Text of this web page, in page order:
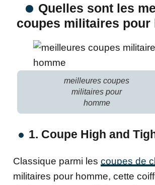
Quelles sont les
coupes militaires pour
meilleures coupes
militaires pour
homme
1. Coupe High and
Classique parmi les coupes de
militaires pour homme, cette